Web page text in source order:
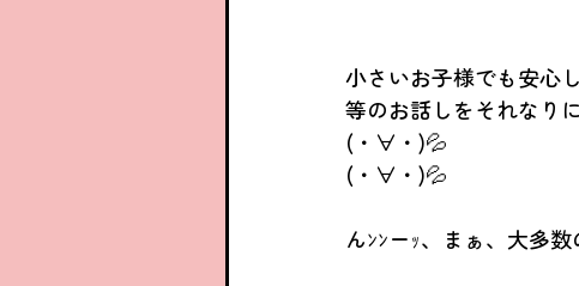
小さいお子様でも安心
等のお話しをそれなり
(・∀・)💦
(・∀・)💦
んﾝﾝーｯ、まぁ、大多